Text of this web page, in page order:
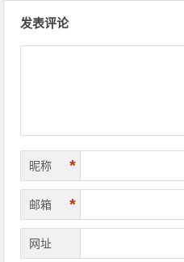
发表评论
昵称 *
邮箱 *
网址